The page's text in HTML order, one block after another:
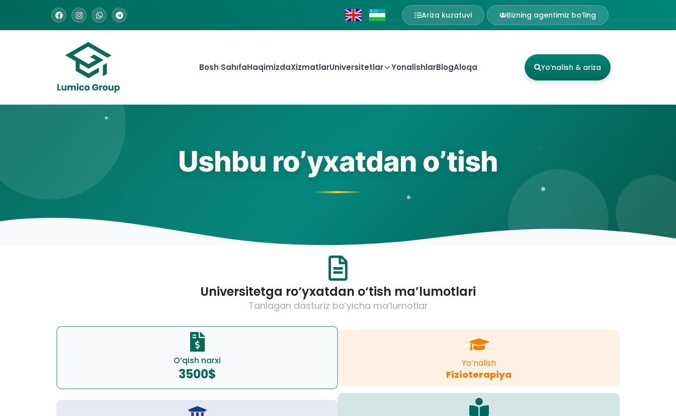
Ariza kuzatuvi Bizning agentimiz bo‘ling
Bosh SahıfaHaqimizdaXizmatlarUniversitetlar YonalishlarBlogAloqa Yo‘nalish & ariza
Ushbu ro’yxatdan o’tish
Universitetga ro‘yxatdan o‘tish ma’lumotlari
Tanlagan dasturiz bo‘yicha ma’lumotlar
O‘qish narxi
3500$
Yo‘nalish
Fizioterapiya